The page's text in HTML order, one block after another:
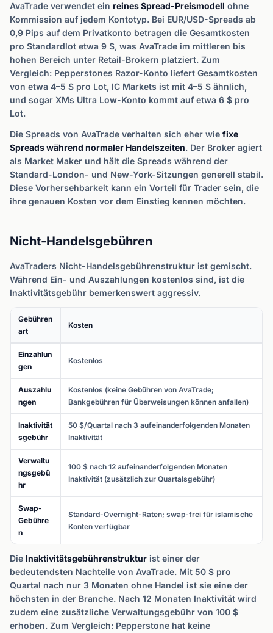
AvaTrade verwendet ein reines Spread-Preismodell ohne
Kommission auf jedem Kontotyp. Bei EUR/USD-Spreads ab
0,9 Pips auf dem Privatkonto betragen die Gesamtkosten
pro Standardlot etwa 9 $, was AvaTrade im mittleren bis
hohen Bereich unter Retail-Brokern platziert. Zum
Vergleich: Pepperstones Razor-Konto liefert Gesamtkosten
von etwa 4–5 $ pro Lot, IC Markets ist mit 4–5 $ ähnlich,
und sogar XMs Ultra Low-Konto kommt auf etwa 6 $ pro
Lot.
Die Spreads von AvaTrade verhalten sich eher wie fixe
Spreads während normaler Handelszeiten. Der Broker agiert
als Market Maker und hält die Spreads während der
Standard-London- und New-York-Sitzungen generell stabil.
Diese Vorhersehbarkeit kann ein Vorteil für Trader sein, die
ihre genauen Kosten vor dem Einstieg kennen möchten.
Nicht-Handelsgebühren
AvaTraders Nicht-Handelsgebührenstruktur ist gemischt.
Während Ein- und Auszahlungen kostenlos sind, ist die
Inaktivitätsgebühr bemerkenswert aggressiv.
Gebühren
art
Kosten
Einzahlun
gen
Kostenlos
Auszahlu
ngen
Kostenlos (keine Gebühren von AvaTrade;
Bankgebühren für Überweisungen können anfallen)
Inaktivität
sgebühr
50 $/Quartal nach 3 aufeinanderfolgenden Monaten
Inaktivität
Verwaltu
ngsgebü
hr
100 $ nach 12 aufeinanderfolgenden Monaten
Inaktivität (zusätzlich zur Quartalsgebühr)
Swap-
Gebühre
n
Standard-Overnight-Raten; swap-frei für islamische
Konten verfügbar
Die Inaktivitätsgebührenstruktur ist einer der
bedeutendsten Nachteile von AvaTrade. Mit 50 $ pro
Quartal nach nur 3 Monaten ohne Handel ist sie eine der
höchsten in der Branche. Nach 12 Monaten Inaktivität wird
zudem eine zusätzliche Verwaltungsgebühr von 100 $
erhoben. Zum Vergleich: Pepperstone hat keine